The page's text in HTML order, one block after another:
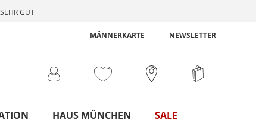
GUT
MÄNNERKARTE NEWSLETTER
HAUS MÜNCHEN SALE